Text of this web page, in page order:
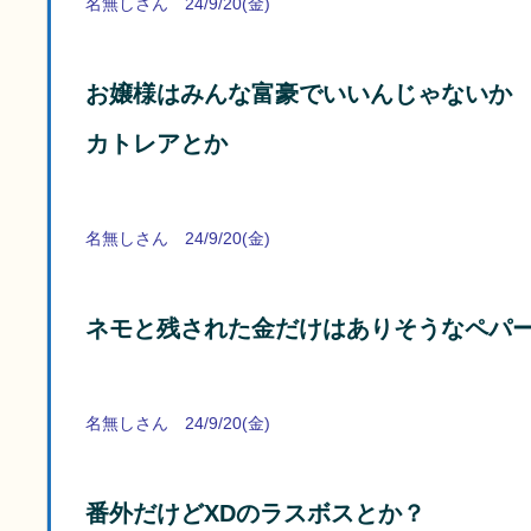
お嬢様はみんな富豪でいいんじゃないか
カトレアとか
名無しさん 24/9/20(金)
ネモと残された金だけはありそうなペパ
名無しさん 24/9/20(金)
番外だけどXDのラスボスとか？